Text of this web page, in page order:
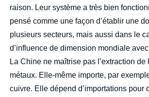
raison. Leur système a très bien
pensé comme une façon d’établir une
plusieurs secteurs, mais aussi dans le
d’influence de dimension mondiale
La Chine ne maîtrise pas l’extraction de
métaux. Elle-même importe, par
cuivre. Elle dépend d’importations pour